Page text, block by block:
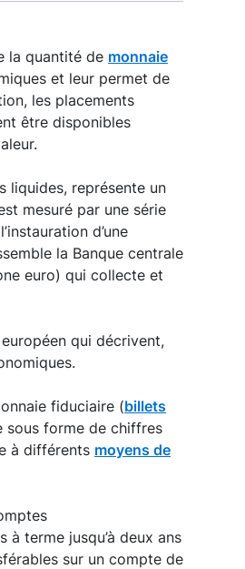
la quantité de monnaie
et leur permet de
les placements
être disponibles
liquides, représente un
mesuré par une série
d’une
la Banque centrale
euro) qui collecte et
qui décrivent,
fiduciaire (billets
sous forme de chiffres
à différents moyens de
terme jusqu’à deux ans
sur un compte de